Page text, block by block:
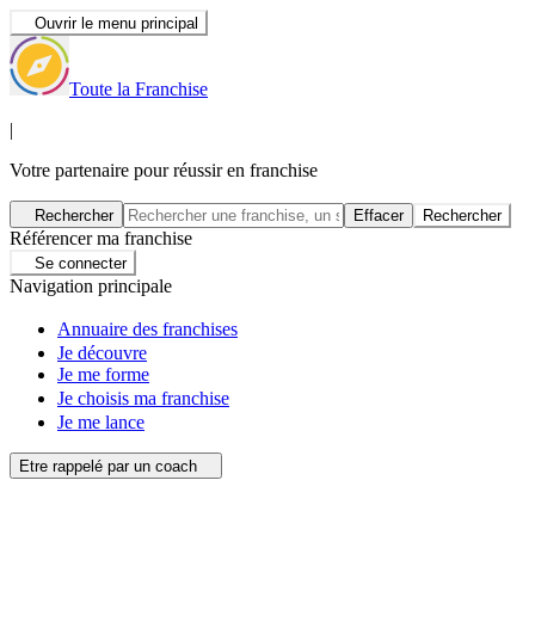
Ouvrir le menu principal
Toute la Franchise
|
Votre partenaire pour réussir en franchise
Rechercher Effacer Rechercher
Référencer ma franchise
Se connecter
Navigation principale
Annuaire des franchises
Je découvre
Je me forme
Je choisis ma franchise
Je me lance
Etre rappelé par un coach